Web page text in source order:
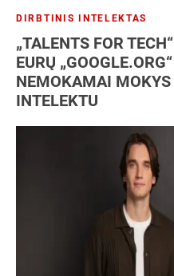
DIRBTINIS INTELEKTAS
„TALENTS FOR
EURŲ
NEMOKAMAI
INTELEKTU